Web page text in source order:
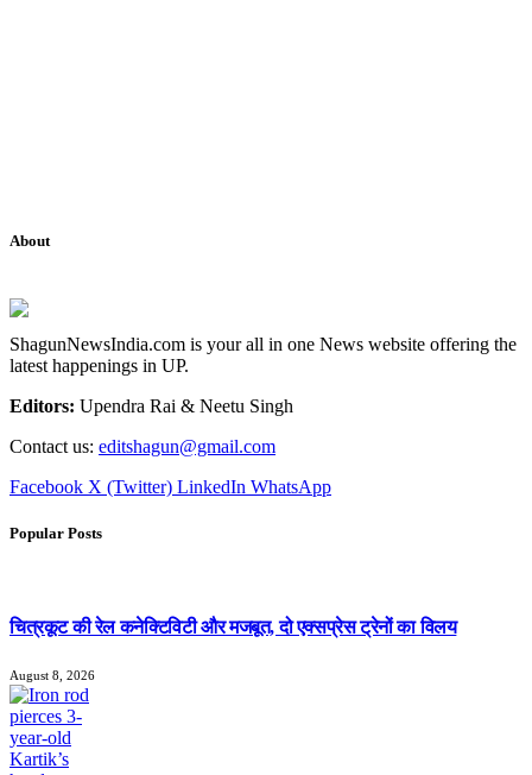
About
ShagunNewsIndia.com is your all in one News website offering the
latest happenings in UP.
Editors: Upendra Rai & Neetu Singh
Contact us: editshagun@gmail.com
Facebook X (Twitter) LinkedIn WhatsApp
Popular Posts
चित्रकूट की रेल कनेक्टिविटी और मजबूत, दो एक्सप्रेस ट्रेनों का विलय
August 8, 2026